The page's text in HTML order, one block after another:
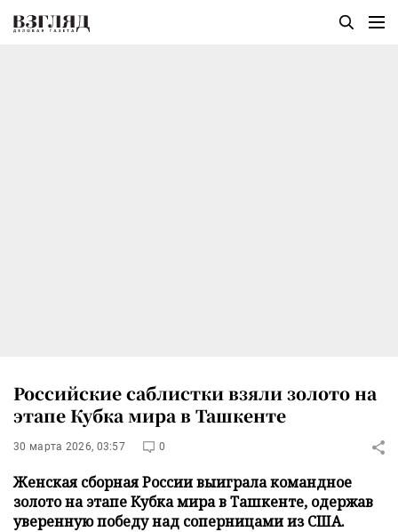
Российские саблистки взяли золото на
этапе Кубка мира в Ташкенте
30 марта 2026, 03:57 0
Женская сборная России выиграла командное
золото на этапе Кубка мира в Ташкенте, одержав
уверенную победу над соперницами из США.